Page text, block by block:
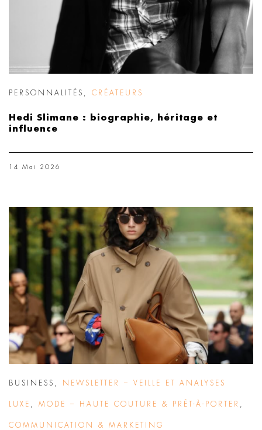
PERSONNALITÉS CRÉATEURS
Hedi Slimane : biographie, héritage et
influence
14 Mai 2026
BUSINESS NEWSLETTER – VEILLE ET ANALYSES
LUXE MODE – HAUTE COUTURE & PRÊT-À-PORTER
COMMUNICATION & MARKETING